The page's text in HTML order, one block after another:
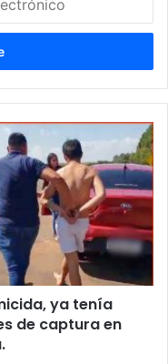
ya tenía
de captura en